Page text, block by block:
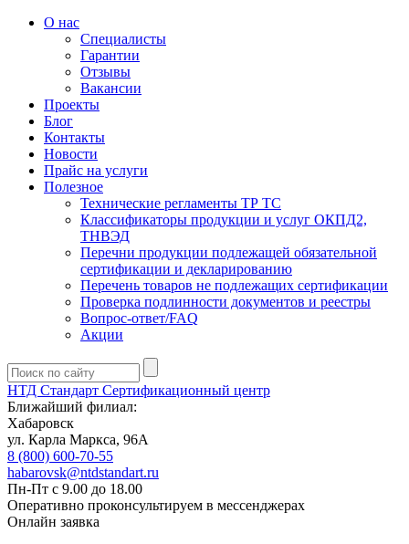
О нас
Специалисты
Гарантии
Отзывы
Вакансии
Проекты
Блог
Контакты
Новости
Прайс на услуги
Полезное
Технические регламенты ТР ТС
Классификаторы продукции и услуг ОКПД2,
ТНВЭД
Перечни продукции подлежащей обязательной
сертификации и декларированию
Перечень товаров не подлежащих сертификации
Проверка подлинности документов и реестры
Вопрос-ответ/FAQ
Акции
НТД Стандарт Сертификационный центр
Ближайший филиал:
Хабаровск
ул. Карла Маркса, 96А
8 (800) 600-70-55
habarovsk@ntdstandart.ru
Пн-Пт с 9.00 до 18.00
Оперативно проконсультируем в мессенджерах
Онлайн заявка